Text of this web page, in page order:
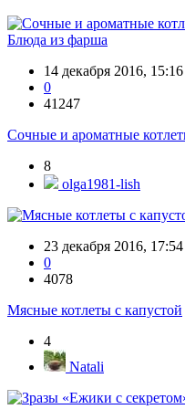
Блюда из фарша
14 декабря 2016, 15:16
0
41247
Сочные и ароматные
8
olga1981-lish
23 декабря 2016, 17:54
0
4078
Мясные котлеты с капустой
4
Natali